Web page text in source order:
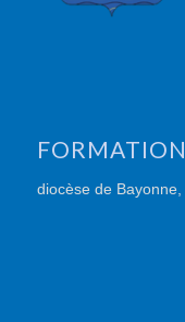
FORMATION
diocèse de